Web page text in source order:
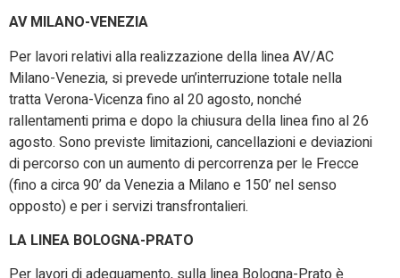
AV MILANO-VENEZIA
Per lavori relativi alla realizzazione della linea AV/AC
Milano-Venezia, si prevede un’interruzione totale nella
tratta Verona-Vicenza fino al 20 agosto, nonché
rallentamenti prima e dopo la chiusura della linea fino al 26
agosto. Sono previste limitazioni, cancellazioni e deviazioni
di percorso con un aumento di percorrenza per le Frecce
(fino a circa 90’ da Venezia a Milano e 150’ nel senso
opposto) e per i servizi transfrontalieri.
LA LINEA BOLOGNA-PRATO